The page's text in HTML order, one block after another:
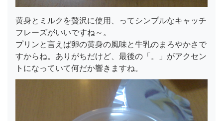
黄身とミルクを贅沢に使用、ってシンプルなキャッチ
フレーズがいいですね～。
プリンと言えば卵の黄身の風味と牛乳のまろやかさで
すからね。ありがちだけど、最後の「。」がアクセン
トになっていて何だか響きますね。